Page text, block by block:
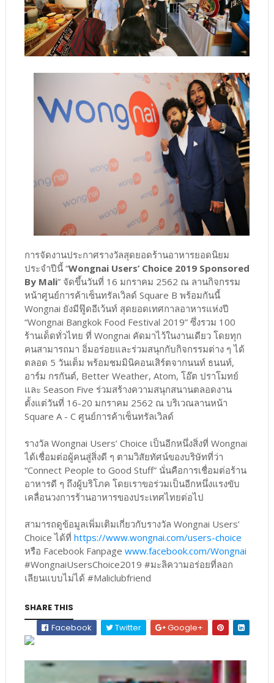
การจัดงานประกาศรางวัลสุดยอดร้านอาหารยอดนิยม
ประจำปีนี้ “Wongnai Users’ Choice 2019 Sponsored
By Mali” จัดขึ้นวันที่ 16 มกราคม 2562 ณ ลานกิจกรรม
หน้าศูนย์การค้าเซ็นทรัลเวิลด์ Square B พร้อมกันนี้
Wongnai ยังมีฟู๊ดอีเว้นท์ สุดยอดเทศกาลอาหารแห่งปี
“Wongnai Bangkok Food Festival 2019” ซึ่งรวม 100
ร้านเด็ดทั่วไทย ที่ Wongnai คัดมาไว้ในงานเดียว โดยทุก
คนสามารถมา อิ่มอร่อยและร่วมสนุกกับกิจกรรมต่าง ๆ ได้
ตลอด 5 วันเต็ม พร้อมชมมินิคอนเสิร์ตจากนนท์ ธนนท์,
อาร์ม กรกันต์, Better Weather, Atom, โอ๊ต ปราโมทย์
และ Season Five ร่วมสร้างความสนุกสนานตลอดงาน
ตั้งแต่วันที่ 16-20 มกราคม 2562 ณ บริเวณลานหน้า
Square A - C ศูนย์การค้าเซ็นทรัลเวิลด์
รางวัล Wongnai Users’ Choice เป็นอีกหนึ่งสิ่งที่ Wongnai
ได้เชื่อมต่อผู้คนสู่สิ่งดี ๆ ตามวิสัยทัศน์ของบริษัทที่ว่า
“Connect People to Good Stuff” นั่นคือการเชื่อมต่อร้าน
อาหารดี ๆ ถึงผู้บริโภค โดยเราขอร่วมเป็นอีกหนึ่งแรงขับ
เคลื่อนวงการร้านอาหารของประเทศไทยต่อไป
สามารถดูข้อมูลเพิ่มเติมเกี่ยวกับรางวัล Wongnai Users’
Choice ได้ที่ https://www.wongnai.com/users-choice
หรือ Facebook Fanpage www.facebook.com/Wongnai
#WongnaiUsersChoice2019 #มะลิความอร่อยที่ลอก
เลียนแบบไม่ได้ #Maliclubfriend
SHARE THIS
Facebook
Twitter Google+